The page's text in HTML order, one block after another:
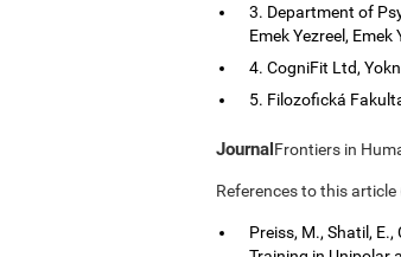
3. Department of
Emek Yezreel, Emek
4. CogniFit Ltd,
5. Filozofická
JournalFrontiers in
References to this article
Preiss, M., Shatil,